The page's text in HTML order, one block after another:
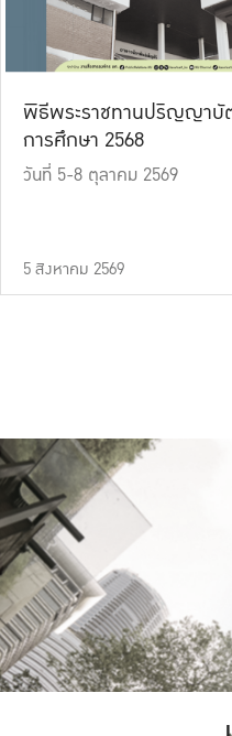
พิธีพระราชทานปริญญาบั
การศึกษา 2568
วันที่ 5-8 ตุลาคม 2569
5 สิงหาคม 2569